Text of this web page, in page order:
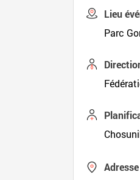
Lieu
Parc
Adresse